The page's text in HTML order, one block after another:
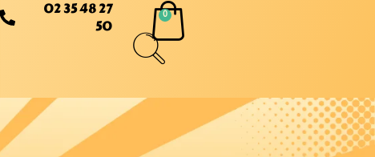
02 35 48 27
50